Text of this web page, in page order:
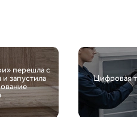
перешла с
запустила Цифровая